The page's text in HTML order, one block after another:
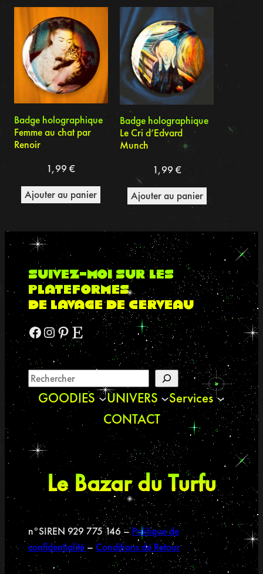
Badge holographique
Femme au chat par
Renoir
1,99€
Ajouter au panier
Badge holographique
Le Cri d’Edvard
Munch
1,99 €
Ajouter au panier
suivez-moi sur les
plateformes
de lavage de cerveau
Facebook Instagram Pinterest Etsy
GOODIES UNIVERS
Services
CONTACT
Le Bazar du Turfu
n°SIREN 929 775 146 –Politique de
confidentialité –Conditions de Retour